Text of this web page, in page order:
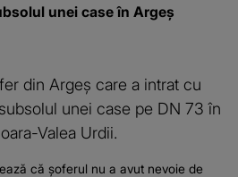
unei case în Argeș
din Argeș care a intrat cu
unei case pe DN 73 în
Valea Urdii.
că șoferul nu a avut nevoie de